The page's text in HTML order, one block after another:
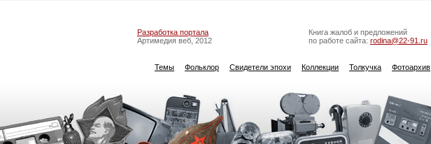
Разработка портала
Артимедия веб, 2012
Книга жалоб и предложений
по работе сайта: rodina@22-91.ru
Темы Фольклор Свидетели эпохи Коллекции Толкучка Фотоархив